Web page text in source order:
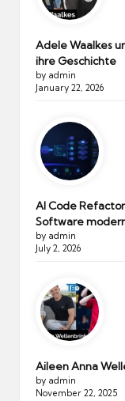
Adele Waalkes
ihre Geschichte
by admin
January 22, 2026
AI Code
Software
by admin
July 2, 2026
Aileen Anna
by admin
November 22, 2025